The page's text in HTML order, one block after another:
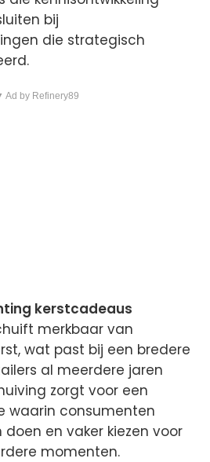
bij
die strategisch
Ad by Refinery89
kerstcadeaus
merkbaar van
wat past bij een bredere
al meerdere jaren
zorgt voor een
waarin consumenten
en vaker kiezen voor
momenten.